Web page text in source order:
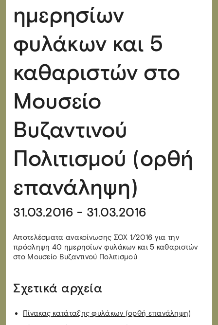
ημερησίων
φυλάκων και 5
καθαριστών στο
Μουσείο
Βυζαντινού
Πολιτισμού (ορθή
επανάληψη)
31.03.2016 - 31.03.2016
Αποτελέσματα ανακοίνωσης ΣΟΧ 1/2016 για την
πρόσληψη 40 ημερησίων φυλάκων και 5 καθαριστών
στο Μουσείο Βυζαντινού Πολιτισμού
Σχετικά αρχεία
Πίνακας κατάταξης φυλάκων (ορθή επανάληψη)